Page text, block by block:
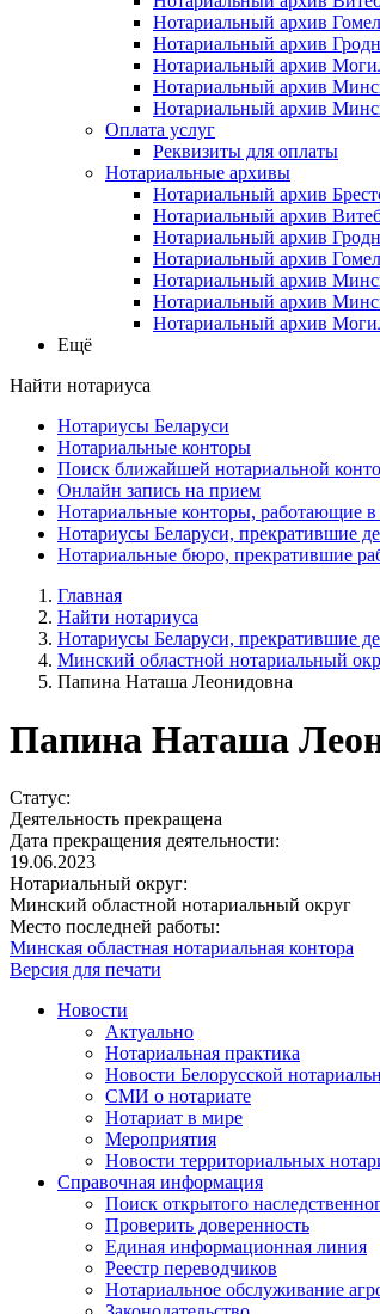
Нотариальный архив
Нотариальный архив
Нотариальный архив
Нотариальный архив
Нотариальный архив
Оплата услуг
Реквизиты для оплаты
Нотариальные архивы
Нотариальный архив
Нотариальный архив
Нотариальный архив
Нотариальный архив
Нотариальный архив
Нотариальный архив
Нотариальный архив
Ещё
Найти нотариуса
Нотариусы Беларуси
Нотариальные конторы
Поиск ближайшей нотариальной
Онлайн запись на прием
Нотариальные конторы, работающие в
Нотариусы Беларуси, прекратившие
Нотариальные бюро, прекратившие
Главная
Найти нотариуса
Нотариусы Беларуси, прекратившие
Минский областной нотариальный
Папина Наташа Леонидовна
Папина Наташа
Статус:
Деятельность прекращена
Дата прекращения деятельности:
19.06.2023
Нотариальный округ:
Минский областной нотариальный округ
Место последней работы:
Минская областная нотариальная контора
Версия для печати
Новости
Актуально
Нотариальная практика
Новости Белорусской
СМИ о нотариате
Нотариат в мире
Мероприятия
Новости территориальных
Справочная информация
Поиск открытого
Проверить доверенность
Единая информационная линия
Реестр переводчиков
Нотариальное обслуживание